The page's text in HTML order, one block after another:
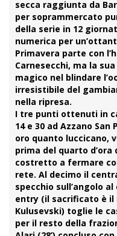
secca raggiunta da
per soprammercato
della serie in 12
numerica per
Primavera parte con
Carnesecchi, ma la
magico nel blindare
irresistibile del
nella ripresa.
I tre punti ottenuti in
14 e 30 ad Azzano
oro quanto luccicano,
prima del quarto d’ora
costretto a fermare
rete. Al decimo il
specchio sull’angolo
entry (il sacrificato è il
Kulusevski) toglie le
per il resto della